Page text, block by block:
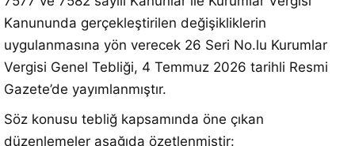
Kanununda gerçekleştirilen değişikliklerin
uygulanmasına yön verecek 26 Seri No.lu Kurumlar
Vergisi Genel Tebliği, 4 Temmuz 2026 tarihli Resmi
Gazete’de yayımlanmıştır.
Söz konusu tebliğ kapsamında öne çıkan
düzenlemeler aşağıda özetlenmiştir: